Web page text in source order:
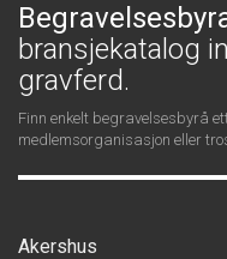
bransjekatalog
gravferd.
Finn enkelt begravelsesbyrå
medlemsorganisasjon eller
Akershus